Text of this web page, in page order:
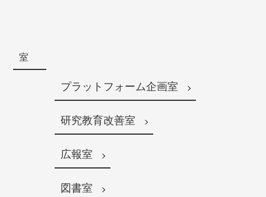
室
プラットフォーム企画室
研究教育改善室
広報室
図書室